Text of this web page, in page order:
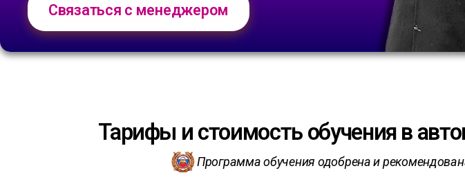
Связаться с менеджером
Тарифы и стоимость обучения в
Программа обучения одобрена и